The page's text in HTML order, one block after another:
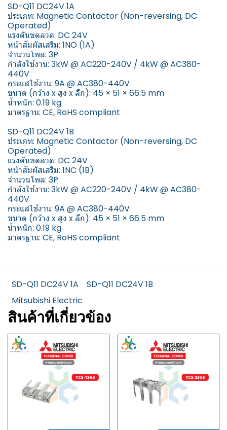
SD-Q11 DC24V 1A
ประเภท: Magnetic Contactor (Non-reversing, DC
Operated)
แรงดันขดลวด: DC 24V
หน้าสัมผัสเสริม: 1NO (1A)
จำนวนโพล: 3P
กำลังใช้งาน: 3kW @ AC220-240V / 4kW @ AC380-
440V
กระแสใช้งาน: 9A @ AC380-440V
ขนาด (กว้าง x สูง x ลึก): 45 × 51 × 66.5 mm
น้ำหนัก: 0.19 kg
มาตรฐาน: CE, RoHS compliant
SD-Q11 DC24V 1B
ประเภท: Magnetic Contactor (Non-reversing, DC
Operated)
แรงดันขดลวด: DC 24V
หน้าสัมผัสเสริม: 1NC (1B)
จำนวนโพล: 3P
กำลังใช้งาน: 3kW @ AC220-240V / 4kW @ AC380-
440V
กระแสใช้งาน: 9A @ AC380-440V
ขนาด (กว้าง x สูง x ลึก): 45 × 51 × 66.5 mm
น้ำหนัก: 0.19 kg
มาตรฐาน: CE, RoHS compliant
SD-Q11 DC24V 1A
SD-Q11 DC24V 1B
Mitsubishi Electric
สินค้าที่เกี่ยวข้อง